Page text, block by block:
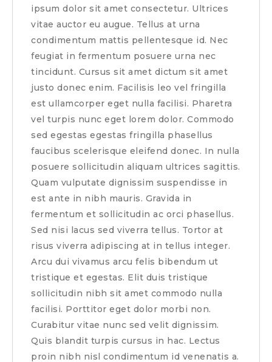
ipsum dolor sit amet consectetur. Ultrices
vitae auctor eu augue. Tellus at urna
condimentum mattis pellentesque id. Nec
feugiat in fermentum posuere urna nec
tincidunt. Cursus sit amet dictum sit amet
justo donec enim. Facilisis leo vel fringilla
est ullamcorper eget nulla facilisi. Pharetra
vel turpis nunc eget lorem dolor. Commodo
sed egestas egestas fringilla phasellus
faucibus scelerisque eleifend donec. In nulla
posuere sollicitudin aliquam ultrices sagittis.
Quam vulputate dignissim suspendisse in
est ante in nibh mauris. Gravida in
fermentum et sollicitudin ac orci phasellus.
Sed nisi lacus sed viverra tellus. Tortor at
risus viverra adipiscing at in tellus integer.
Arcu dui vivamus arcu felis bibendum ut
tristique et egestas. Elit duis tristique
sollicitudin nibh sit amet commodo nulla
facilisi. Porttitor eget dolor morbi non.
Curabitur vitae nunc sed velit dignissim.
Quis blandit turpis cursus in hac. Lectus
proin nibh nisl condimentum id venenatis a.